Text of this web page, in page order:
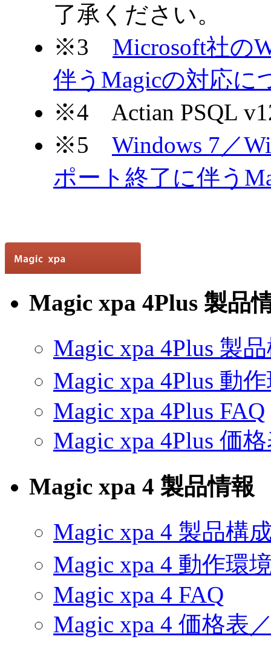
了承ください。
※3 Microsoft社の
伴うMagicの対応に
※4 Actian PSQL
※5 Windows 7／
ポート終了に伴う
Magic xpa 4Plus 製品
Magic xpa 4Plus 製
Magic xpa 4Plus 動
Magic xpa 4Plus FAQ
Magic xpa 4Plus 価
Magic xpa 4 製品情報
Magic xpa 4 製品構
Magic xpa 4 動作環
Magic xpa 4 FAQ
Magic xpa 4 価格表